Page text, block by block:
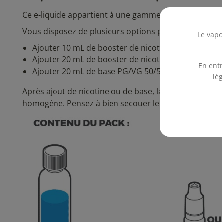
Le
En
Ce e-liquide appartient à une gamme proposée en
Vous disposez de plusieurs options pour le préparer
Ajouter 10 mL de booster de nicotine pour
Ajouter 20 mL de booster de nicotine pour
Ajouter 20 mL de base PG/VG 50/50 pour obtenir
Après ajout de nicotine ou de base, laissez le liquide
homogène. Pensez à bien secouer le flacon après le